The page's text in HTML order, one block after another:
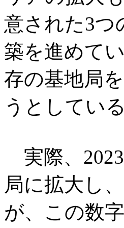
意された3つ
築を進めて
存の基地局
うとしてい
実際、
局に拡大し
が、この数